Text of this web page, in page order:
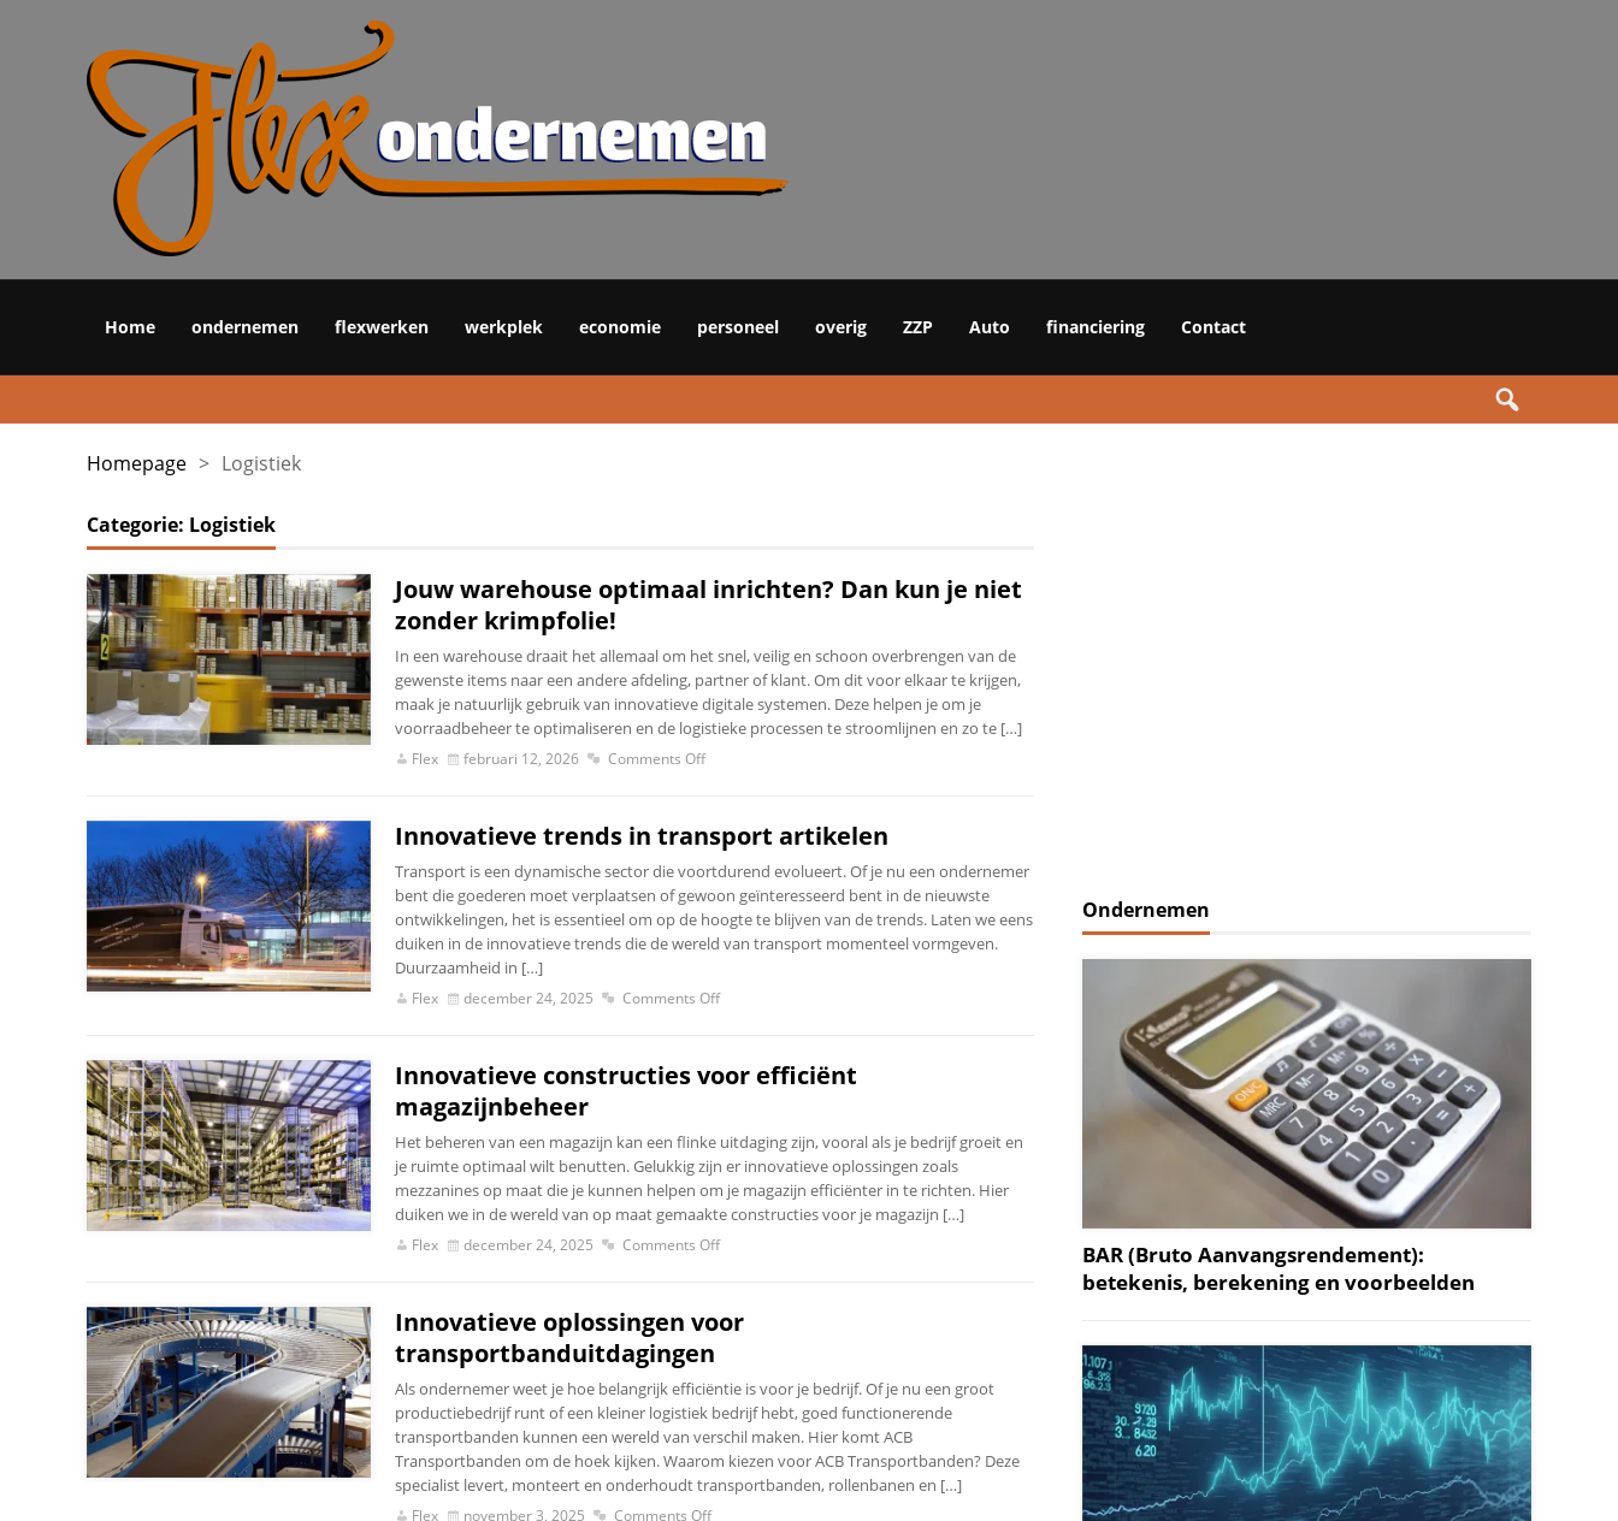
Home ondernemen flexwerken werkplek economie personeel overig ZZP Auto financiering Contact
Homepage > Logistiek
Categorie: Logistiek
Jouw warehouse optimaal inrichten? Dan kun je niet
zonder krimpfolie!
In een warehouse draait het allemaal om het snel, veilig en schoon overbrengen van de
gewenste items naar een andere afdeling, partner of klant. Om dit voor elkaar te krijgen,
maak je natuurlijk gebruik van innovatieve digitale systemen. Deze helpen je om je
voorraadbeheer te optimaliseren en de logistieke processen te stroomlijnen en zo te […]
Flex februari 12, 2026 Comments Off
Innovatieve trends in transport artikelen
Transport is een dynamische sector die voortdurend evolueert. Of je nu een ondernemer
bent die goederen moet verplaatsen of gewoon geïnteresseerd bent in de nieuwste
ontwikkelingen, het is essentieel om op de hoogte te blijven van de trends. Laten we eens
duiken in de innovatieve trends die de wereld van transport momenteel vormgeven.
Duurzaamheid in […]
Flex december 24, 2025 Comments Off
Innovatieve constructies voor efficiënt
magazijnbeheer
Het beheren van een magazijn kan een flinke uitdaging zijn, vooral als je bedrijf groeit en
je ruimte optimaal wilt benutten. Gelukkig zijn er innovatieve oplossingen zoals
mezzanines op maat die je kunnen helpen om je magazijn efficiënter in te richten. Hier
duiken we in de wereld van op maat gemaakte constructies voor je magazijn […]
Flex december 24, 2025 Comments Off
Innovatieve oplossingen voor
transportbanduitdagingen
Als ondernemer weet je hoe belangrijk efficiëntie is voor je bedrijf. Of je nu een groot
productiebedrijf runt of een kleiner logistiek bedrijf hebt, goed functionerende
transportbanden kunnen een wereld van verschil maken. Hier komt ACB
Transportbanden om de hoek kijken. Waarom kiezen voor ACB Transportbanden? Deze
specialist levert, monteert en onderhoudt transportbanden, rollenbanen en […]
Flex november 3, 2025 Comments Off
Ondernemen
BAR (Bruto Aanvangsrendement):
betekenis, berekening en voorbeelden